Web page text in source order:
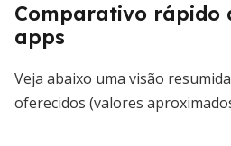
Comparativo rápido
apps
Veja abaixo uma visão
oferecidos (valores